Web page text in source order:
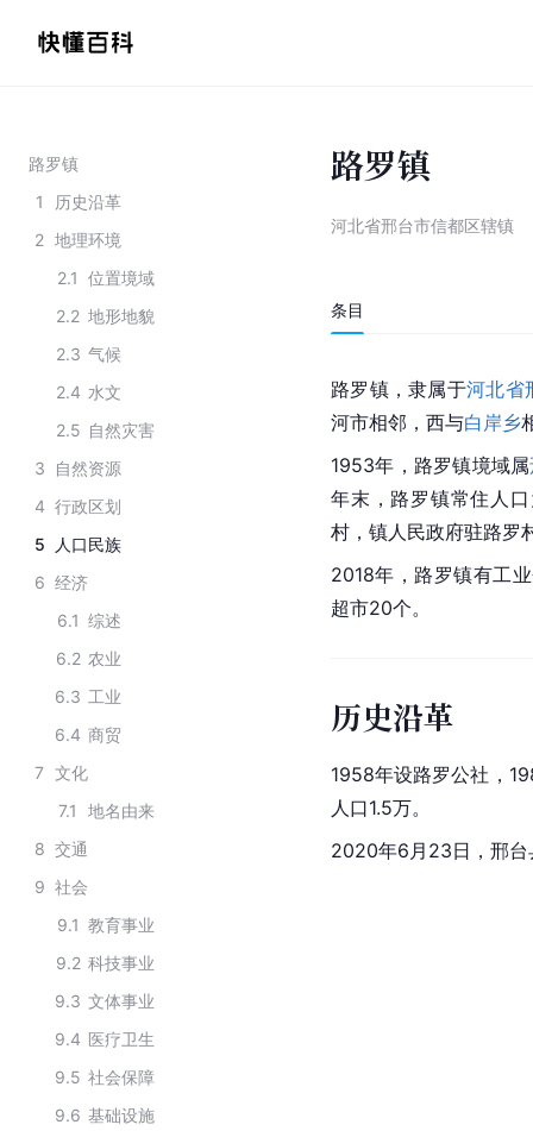
路罗镇
1
历史沿革
2 地理环境
2.1 位置境域
2.2 地形地貌
2.3 气候
2.4 水文
2.5 自然灾害
3
自然资源
4 行政区划
5
人口民族
6 经济
6.1 综述
6.2 农业
6.3 工业
6.4 商贸
7 文化
7.1
地名由来
8 交通
9 社会
9.1 教育事业
9.2 科技事业
9.3 文体事业
9.4 医疗卫生
9.5 社会保障
9.6 基础设施
路罗镇
河北省邢台市信都区辖镇
条目
路罗镇，隶属于河北省
河市相邻，西与白岸乡
1953年，路罗镇境域属
年末，路罗镇常住人
村，镇人民政府驻路罗
2018年，路罗镇有工
超市20个。
历史沿革
1958年设路罗公社，
人口1.5万。
2020年6月23日，邢台